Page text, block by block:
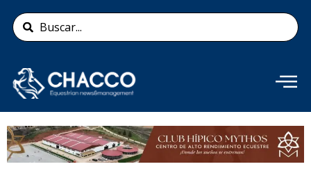
contenido
Search
...
Añade aquí tu texto de
cabecera